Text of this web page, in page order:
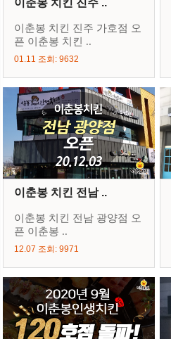
이춘봉 치킨 진주 ..
이춘봉 치킨 진주 가호점 오
픈 이춘봉 치킨 ..
01.11 조회: 9632
이춘봉 치킨 전남 ..
이춘봉 치킨 전남 광양점 오
픈 이춘봉 ..
12.07 조회: 9971